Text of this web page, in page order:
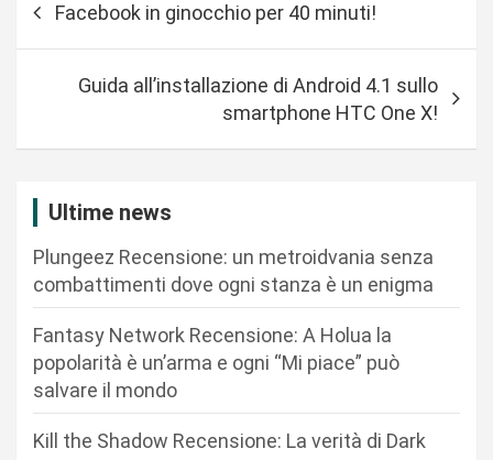
Facebook in ginocchio per 40 minuti!
Guida all’installazione di Android 4.1 sullo
smartphone HTC One X!
Ultime news
Plungeez Recensione: un metroidvania senza
combattimenti dove ogni stanza è un enigma
Fantasy Network Recensione: A Holua la
popolarità è un’arma e ogni “Mi piace” può
salvare il mondo
Kill the Shadow Recensione: La verità di Dark